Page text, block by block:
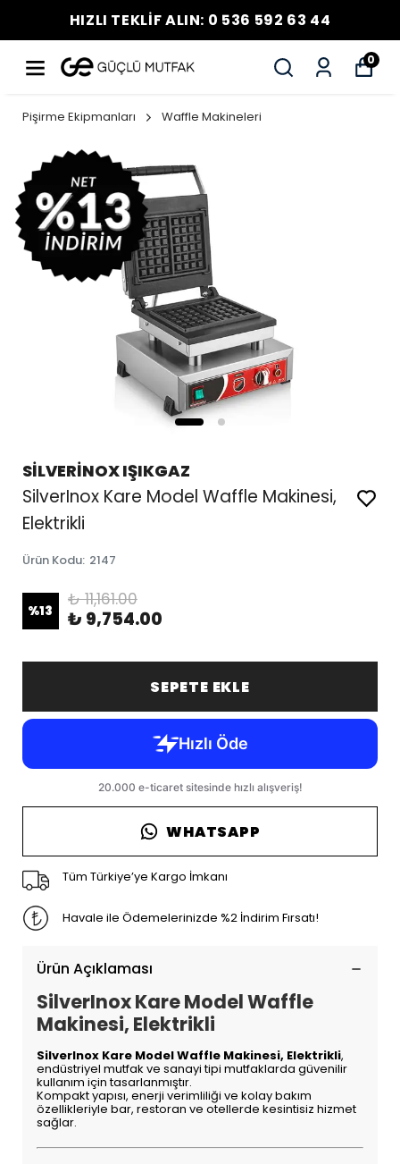
HIZLI TEKLİF ALIN: 0 536 592 63 44
0
Pişirme Ekipmanları Waffle Makineleri
SİLVERİNOX IŞIKGAZ
SilverInox Kare Model Waffle Makinesi,
Elektrikli
Ürün Kodu: 2147
%13
₺ 11,161.00
₺ 9,754.00
SEPETE EKLE
WHATSAPP
Tüm Türkiye’ye Kargo İmkanı
Havale ile Ödemelerinizde %2 İndirim Fırsatı!
Ürün Açıklaması
SilverInox Kare Model Waffle
Makinesi, Elektrikli
SilverInox Kare Model Waffle Makinesi, Elektrikli,
endüstriyel mutfak ve sanayi tipi mutfaklarda güvenilir
kullanım için tasarlanmıştır.
Kompakt yapısı, enerji verimliliği ve kolay bakım
özellikleriyle bar, restoran ve otellerde kesintisiz hizmet
sağlar.